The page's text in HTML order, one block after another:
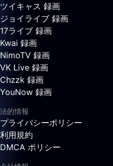
ツイキャス 録画
ジョイライブ 録画
17ライブ 録画
Kwai 録画
NimoTV 録画
VK Live 録画
Chzzk 録画
YouNow 録画
法的情報
プライバシーポリシー
利用規約
DMCA ポリシー